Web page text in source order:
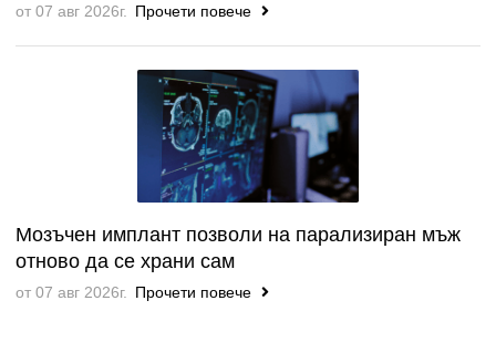
от 07 авг 2026г. Прочети повече
Мозъчен имплант позволи на парализиран мъж
отново да се храни сам
от 07 авг 2026г. Прочети повече